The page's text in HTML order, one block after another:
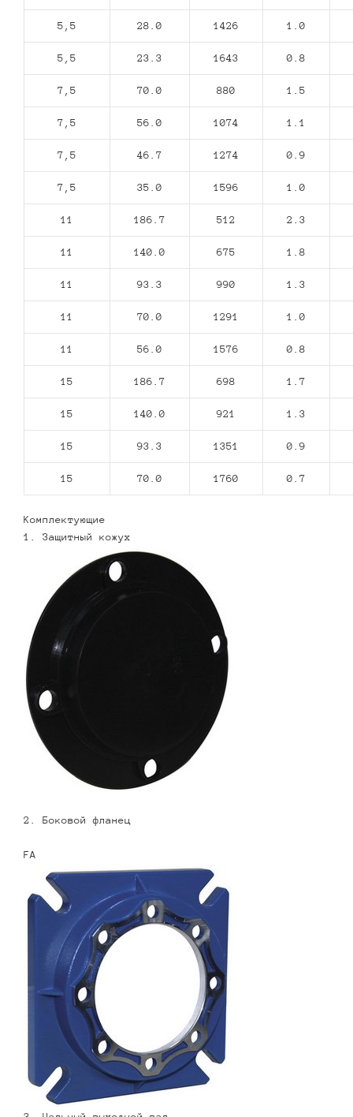
5,5 28.0 1426 1.0
5,5 23.3 1643 0.8
7,5 70.0 880 1.5
7,5 56.0 1074 1.1
7,5 46.7 1274 0.9
7,5 35.0 1596 1.0
11 186.7 512 2.3
11 140.0 675 1.8
11 93.3 990 1.3
11 70.0 1291 1.0
11 56.0 1576 0.8
15 186.7 698 1.7
15 140.0 921 1.3
15 93.3 1351 0.9
15 70.0 1760 0.7
Комплектующие
1. Защитный кожух
2. Боковой фланец
FA